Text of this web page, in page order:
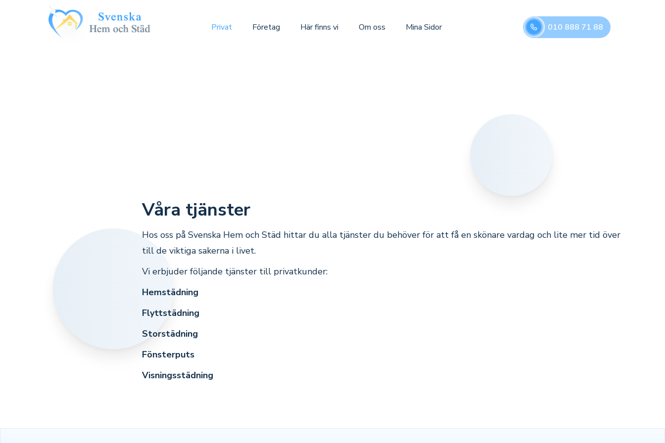
Privat Företag Här finns vi Om oss Mina Sidor 010 888 71 88
Våra tjänster
Hos oss på Svenska Hem och Städ hittar du alla tjänster du behöver för att få en skönare vardag och lite mer tid över
till de viktiga sakerna i livet.
Vi erbjuder följande tjänster till privatkunder:
Hemstädning
Flyttstädning
Storstädning
Fönsterputs
Visningsstädning